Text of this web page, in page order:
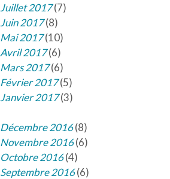
Juillet 2017(7)
Juin 2017(8)
Mai 2017(10)
Avril 2017(6)
Mars 2017(6)
Février 2017(5)
Janvier 2017(3)
Décembre 2016(8)
Novembre 2016(6)
Octobre 2016(4)
Septembre 2016(6)